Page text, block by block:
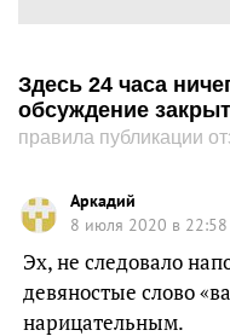
Здесь 24 часа
обсуждение
правила публикации
Аркадий
8 июля 2020 в 22:58
Эх, не следовало
девяностые слово
нарицательным.